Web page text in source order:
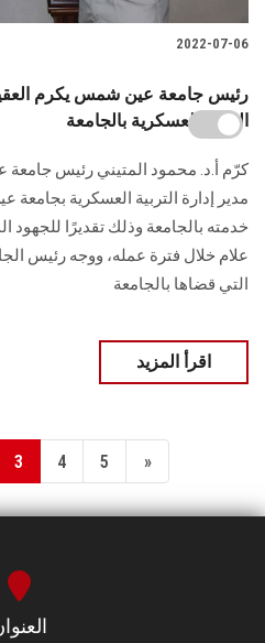
2022-07-06
رئيس جامعة عين شمس يكرم
التربية العسكرية بالجامعة
كرّم أ.د. محمود المتيني رئيس
مدير إدارة التربية العسكرية
خدمته بالجامعة وذلك تقديرًا للجهود
علام خلال فترة عمله، ووجه رئيس
التي قضاها بالجامعة
اقرأ المزيد
3 4 5 »